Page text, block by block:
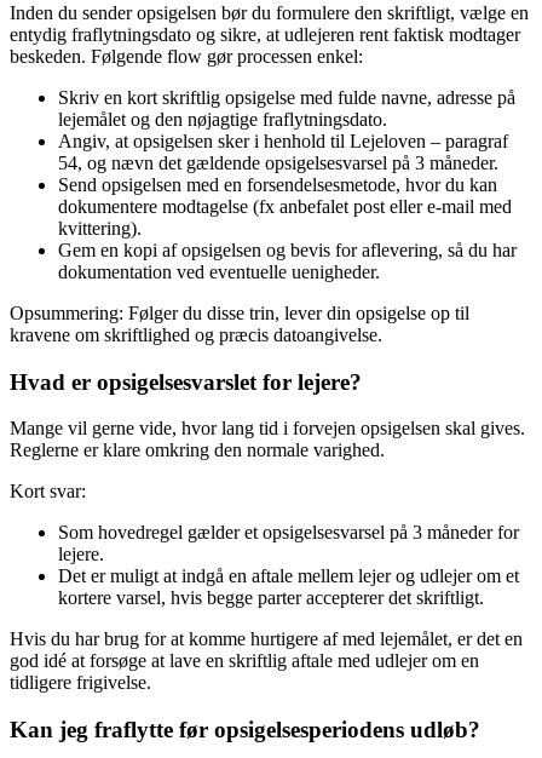
Inden du sender opsigelsen bør du formulere den skriftligt, vælge en
entydig fraflytningsdato og sikre, at udlejeren rent faktisk modtager
beskeden. Følgende flow gør processen enkel:
Skriv en kort skriftlig opsigelse med fulde navne, adresse på
lejemålet og den nøjagtige fraflytningsdato.
Angiv, at opsigelsen sker i henhold til Lejeloven – paragraf
54, og nævn det gældende opsigelsesvarsel på 3 måneder.
Send opsigelsen med en forsendelsesmetode, hvor du kan
dokumentere modtagelse (fx anbefalet post eller e-mail med
kvittering).
Gem en kopi af opsigelsen og bevis for aflevering, så du har
dokumentation ved eventuelle uenigheder.
Opsummering: Følger du disse trin, lever din opsigelse op til
kravene om skriftlighed og præcis datoangivelse.
Hvad er opsigelsesvarslet for lejere?
Mange vil gerne vide, hvor lang tid i forvejen opsigelsen skal gives.
Reglerne er klare omkring den normale varighed.
Kort svar:
Som hovedregel gælder et opsigelsesvarsel på 3 måneder for
lejere.
Det er muligt at indgå en aftale mellem lejer og udlejer om et
kortere varsel, hvis begge parter accepterer det skriftligt.
Hvis du har brug for at komme hurtigere af med lejemålet, er det en
god idé at forsøge at lave en skriftlig aftale med udlejer om en
tidligere frigivelse.
Kan jeg fraflytte før opsigelsesperiodens udløb?